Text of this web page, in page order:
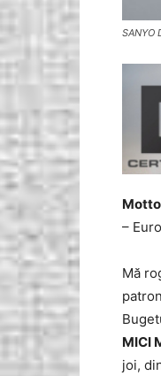
SANYO
–
Mă
MICI
joi,